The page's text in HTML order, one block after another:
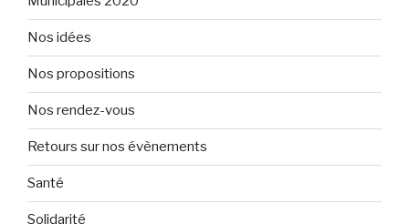
Nos idées
Nos propositions
Nos rendez-vous
Retours sur nos évènements
Santé
Solidarité